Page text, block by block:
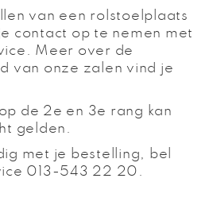
van een rolstoelplaats
contact op te nemen met
Meer over de
van onze zalen vind je
de 2e en 3e rang kan
gelden.
met je bestelling, bel
013-543 22 20.